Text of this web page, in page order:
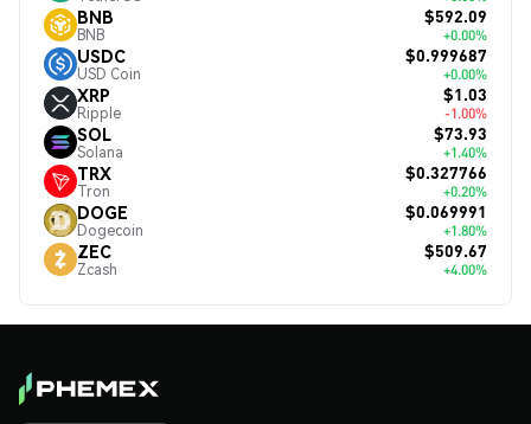
BNB
BNB
$592.09
+0.00%
USDC
USD Coin
$0.999687
+0.00%
XRP
Ripple
$1.03
-1.00%
SOL
Solana
$73.93
+1.40%
TRX
Tron
$0.327766
+0.20%
DOGE
Dogecoin
$0.069991
+1.80%
ZEC
Zcash
$509.67
+4.00%